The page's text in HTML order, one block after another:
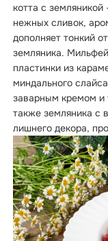
котта с
нежных сливок,
дополняет тонкий
земляника.
пластинки из
миндального
заварным кремом и
также земляника с
лишнего декора,